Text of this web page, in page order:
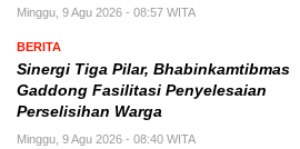
Minggu, 9 Agu 2026 - 08:57 WITA
BERITA
Sinergi Tiga Pilar, Bhabinkamtibmas
Gaddong Fasilitasi Penyelesaian
Perselisihan Warga
Minggu, 9 Agu 2026 - 08:40 WITA